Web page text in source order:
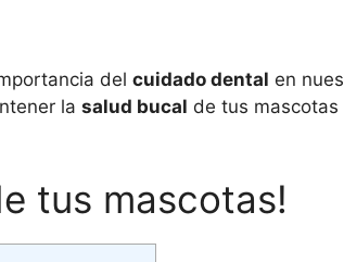
del cuidado dental en
la salud bucal de tus mascotas
tus mascotas!